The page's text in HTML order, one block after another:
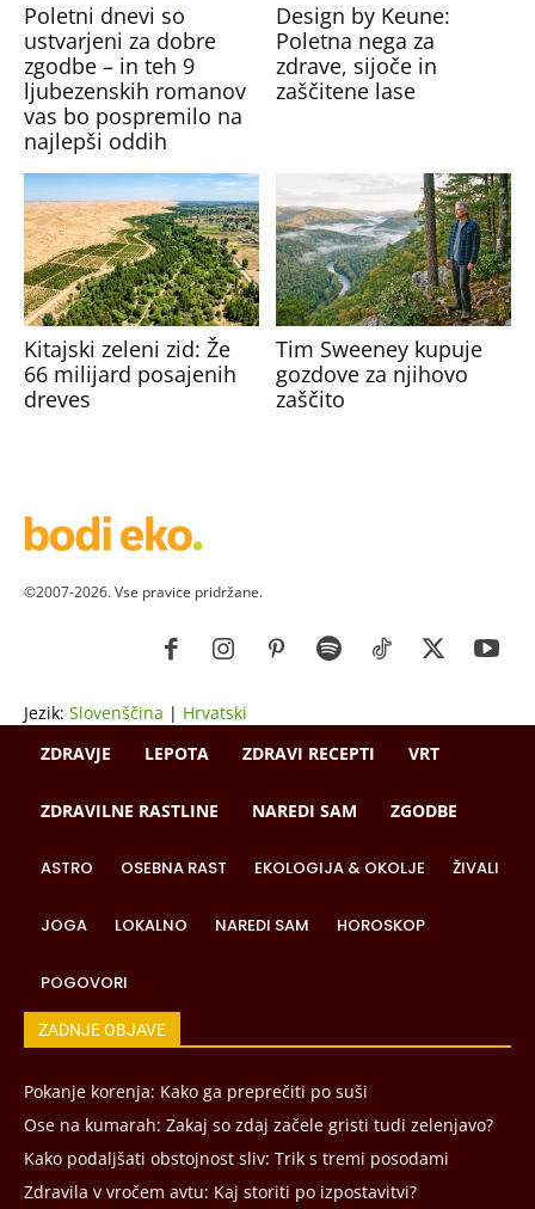
Poletni dnevi so
ustvarjeni za dobre
zgodbe – in teh 9
ljubezenskih romanov
vas bo pospremilo na
najlepši oddih
Design by Keune:
Poletna nega za
zdrave, sijoče in
zaščitene lase
Kitajski zeleni zid: Že
66 milijard posajenih
dreves
Tim Sweeney kupuje
gozdove za njihovo
zaščito
©2007-2026. Vse pravice pridržane.
Jezik: Slovenščina | Hrvatski
ZDRAVJE
LEPOTA ZDRAVI RECEPTI VRT
ZDRAVILNE RASTLINE NAREDI SAM ZGODBE
ASTRO OSEBNA RAST EKOLOGIJA & OKOLJE ŽIVALI
JOGA LOKALNO NAREDI SAM HOROSKOP
POGOVORI
ZADNJE OBJAVE
Pokanje korenja: Kako ga preprečiti po suši
Ose na kumarah: Zakaj so zdaj začele gristi tudi zelenjavo?
Kako podaljšati obstojnost sliv: Trik s tremi posodami
Zdravila v vročem avtu: Kaj storiti po izpostavitvi?